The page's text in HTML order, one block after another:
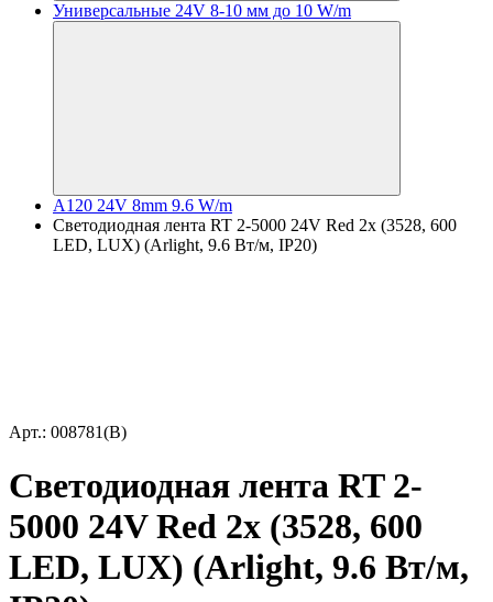
Универсальные 24V 8-10 мм до 10 W/m
A120 24V 8mm 9.6 W/m
Светодиодная лента RT 2-5000 24V Red 2х (3528, 600
LED, LUX) (Arlight, 9.6 Вт/м, IP20)
Арт.: 008781(B)
Светодиодная лента RT 2-
5000 24V Red 2х (3528, 600
LED, LUX) (Arlight, 9.6 Вт/м,